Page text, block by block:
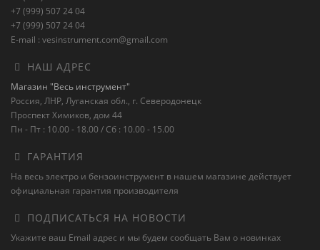
+7 (999) 507 24 04
+7 (999) 507 24 04
E-mail : vesinstrument.com@gmail.com
НАШ АДРЕС
Магазин "Весь инструмент"
Россия, ЛНР, Луганская обл., г. Северодонецк
Проспект Химиков, дом 44
Пн - Пт : 10.00 - 18.00 / Сб : 10.00 - 15.00
ГАРАНТИЯ
На весь электро и бензоинструмент в нашем магазине действует
официальная гарантия производителя
ПОДПИСАТЬСЯ НА НОВОСТИ
Укажите ваш Email адрес и мы будем сообщать Вам о новинках